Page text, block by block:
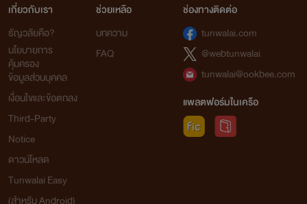
เกี่ยวกับเรา
ธัญวลัยคือ?
นโยบายการ
คุ้มครอง
ข้อมูลส่วนบุคคล
เงื่อนไขและข้อตกลง
Third-Party
Notice
ดาวน์โหลด
Tunwalai Easy
ช่วยเหลือ
บทความ
FAQ
ช่องทางติดต่อ
tunwalai.com
@webtunwalai
tunwalai@ookbee.com
แพลตฟอร์มในเครือ